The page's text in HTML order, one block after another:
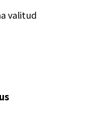
valitud